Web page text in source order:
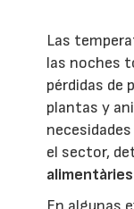
Las
las noches
pérdidas de
plantas y
el sector,